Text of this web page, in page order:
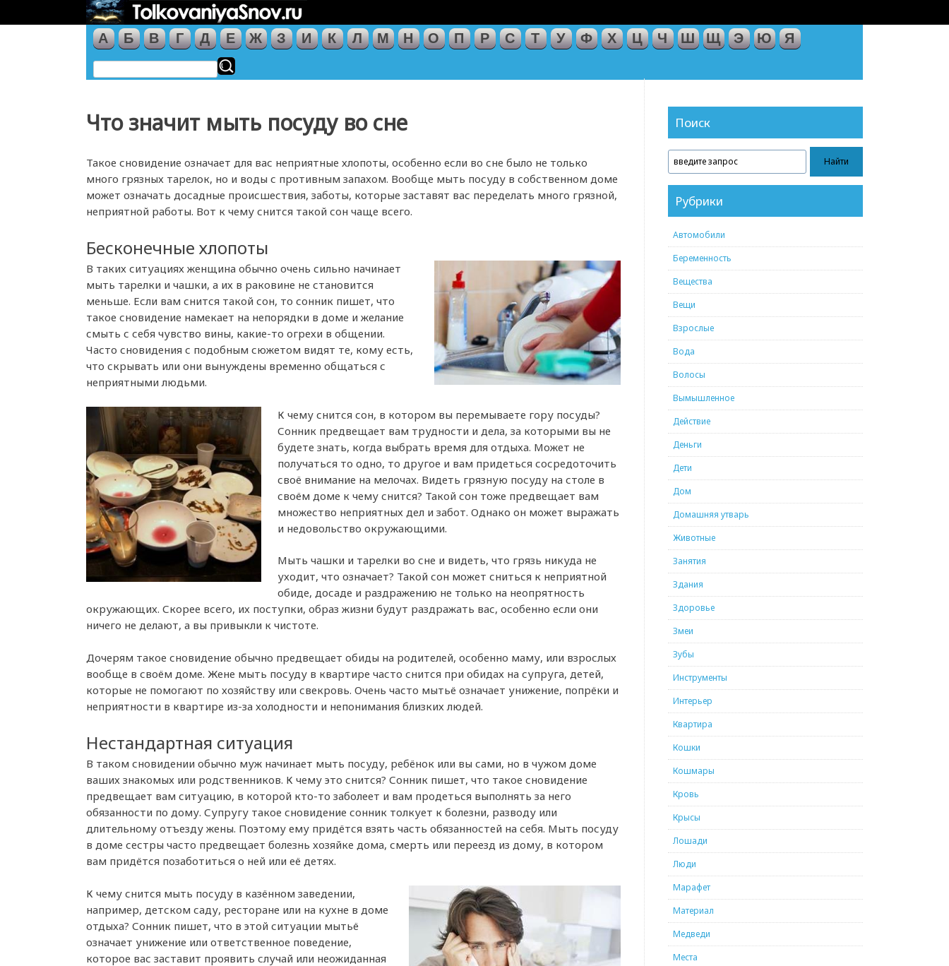
А Б В Г Д Е Ж З И К Л М Н О П Р С Т У Ф Х Ц Ч Ш Щ Э Ю Я
Что значит мыть посуду во сне
Такое сновидение означает для вас неприятные хлопоты, особенно если во сне было не только
много грязных тарелок, но и воды с противным запахом. Вообще мыть посуду в собственном доме
может означать досадные происшествия, заботы, которые заставят вас переделать много грязной,
неприятной работы. Вот к чему снится такой сон чаще всего.
Бесконечные хлопоты
В таких ситуациях женщина обычно очень сильно начинает
мыть тарелки и чашки, а их в раковине не становится
меньше. Если вам снится такой сон, то сонник пишет, что
такое сновидение намекает на непорядки в доме и желание
смыть с себя чувство вины, какие-то огрехи в общении.
Часто сновидения с подобным сюжетом видят те, кому есть,
что скрывать или они вынуждены временно общаться с
неприятными людьми.
К чему снится сон, в котором вы перемываете гору посуды?
Сонник предвещает вам трудности и дела, за которыми вы не
будете знать, когда выбрать время для отдыха. Может не
получаться то одно, то другое и вам придеться сосредоточить
своё внимание на мелочах. Видеть грязную посуду на столе в
своём доме к чему снится? Такой сон тоже предвещает вам
множество неприятных дел и забот. Однако он может выражать
и недовольство окружающими.
Мыть чашки и тарелки во сне и видеть, что грязь никуда не
уходит, что означает? Такой сон может сниться к неприятной
обиде, досаде и раздражению не только на неопрятность
окружающих. Скорее всего, их поступки, образ жизни будут раздражать вас, особенно если они
ничего не делают, а вы привыкли к чистоте.
Дочерям такое сновидение обычно предвещает обиды на родителей, особенно маму, или взрослых
вообще в своём доме. Жене мыть посуду в квартире часто снится при обидах на супруга, детей,
которые не помогают по хозяйству или свекровь. Очень часто мытьё означает унижение, попрёки и
неприятности в квартире из-за холодности и непонимания близких людей.
Нестандартная ситуация
В таком сновидении обычно муж начинает мыть посуду, ребёнок или вы сами, но в чужом доме
ваших знакомых или родственников. К чему это снится? Сонник пишет, что такое сновидение
предвещает вам ситуацию, в которой кто-то заболеет и вам продеться выполнять за него
обязанности по дому. Супругу такое сновидение сонник толкует к болезни, разводу или
длительному отъезду жены. Поэтому ему придётся взять часть обязанностей на себя. Мыть посуду
в доме сестры часто предвещает болезнь хозяйке дома, смерть или переезд из дому, в котором
вам придётся позаботиться о ней или её детях.
К чему снится мыть посуду в казённом заведении,
например, детском саду, ресторане или на кухне в доме
отдыха? Сонник пишет, что в этой ситуации мытьё
означает унижение или ответственное поведение,
которое вас заставит проявить случай или неожиданная
Поиск
Рубрики
Автомобили
Беременность
Вещества
Вещи
Взрослые
Вода
Волосы
Вымышленное
Действие
Деньги
Дети
Дом
Домашняя утварь
Животные
Занятия
Здания
Здоровье
Змеи
Зубы
Инструменты
Интерьер
Квартира
Кошки
Кошмары
Кровь
Крысы
Лошади
Люди
Марафет
Материал
Медведи
Места